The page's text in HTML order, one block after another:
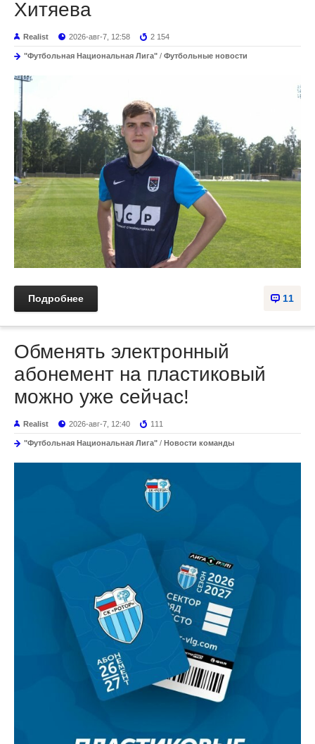
Хитяева
Realist 2026-авг-7, 12:58 2 154
"Футбольная Национальная Лига" / Футбольные новости
11
Подробнее
Обменять электронный
абонемент на пластиковый
можно уже сейчас!
Realist 2026-авг-7, 12:40 111
"Футбольная Национальная Лига" / Новости команды